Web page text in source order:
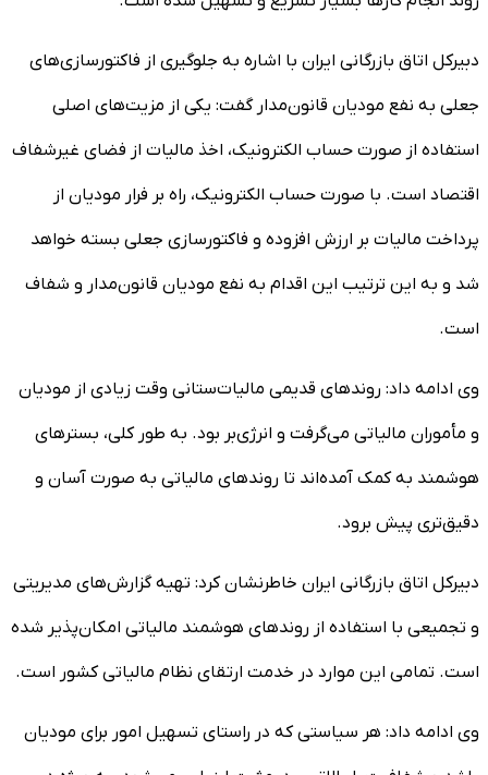
دبیرکل اتاق بازرگانی ایران با اشاره به جلوگیری از فاکتورسازی‌های
جعلی به نفع مودیان قانون‌مدار گفت: یکی از مزیت‌های اصلی
استفاده از صورت حساب الکترونیک، اخذ مالیات از فضای غیرشفاف
اقتصاد است. با صورت حساب الکترونیک، راه بر فرار مودیان از
پرداخت مالیات بر ارزش افزوده و فاکتورسازی جعلی بسته خواهد
شد و به این ترتیب این اقدام به نفع مودیان قانون‌مدار و شفاف
است.
وی ادامه داد: روندهای قدیمی مالیات‌ستانی وقت زیادی از مودیان
و مأموران مالیاتی می‌گرفت و انرژی‌بر بود. به طور کلی، بسترهای
هوشمند به کمک آمده‌اند تا روندهای مالیاتی به صورت آسان و
دقیق‌تری پیش برود.
دبیرکل اتاق بازرگانی ایران خاطرنشان کرد: تهیه گزارش‌های مدیریتی
و تجمیعی با استفاده از روندهای هوشمند مالیاتی امکان‌پذیر شده
است. تمامی این موارد در خدمت ارتقای نظام مالیاتی کشور است.
وی ادامه داد: هر سیاستی که در راستای تسهیل امور برای مودیان